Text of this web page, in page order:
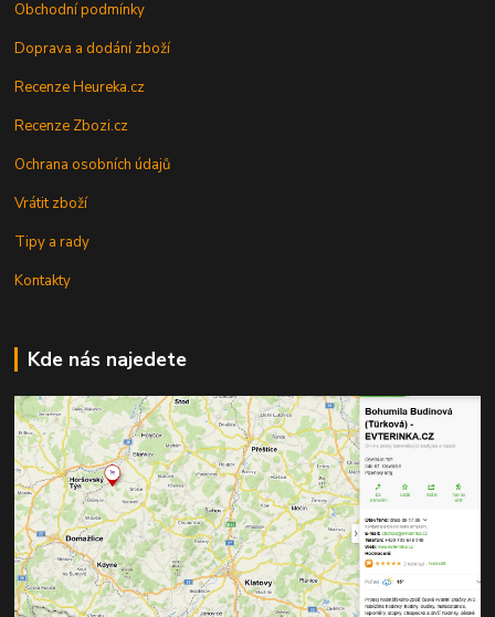
Obchodní podmínky
Doprava a dodání zboží
Recenze Heureka.cz
Recenze Zbozi.cz
Ochrana osobních údajů
Vrátit zboží
Tipy a rady
Kontakty
Kde nás najedete